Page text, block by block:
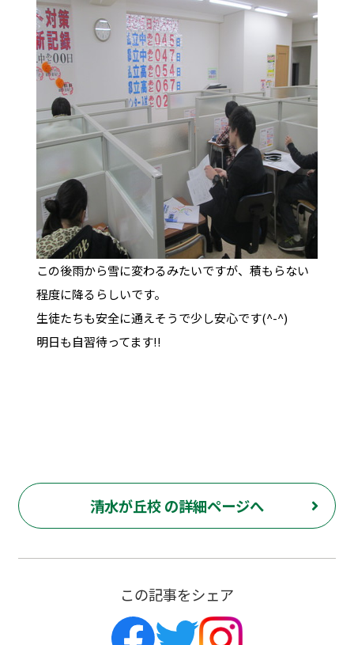
この後雨から雪に変わるみたいですが、積もらない
程度に降るらしいです。
生徒たちも安全に通えそうで少し安心です(^-^)
明日も自習待ってます!!
清水が丘校 の詳細ページへ
この記事をシェア